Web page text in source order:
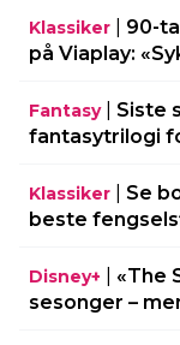
Klassiker
90-
på Viaplay:
Fantasy| Siste
fantasytrilogi
Klassiker
Se
beste
Disney+
«The
sesonger –